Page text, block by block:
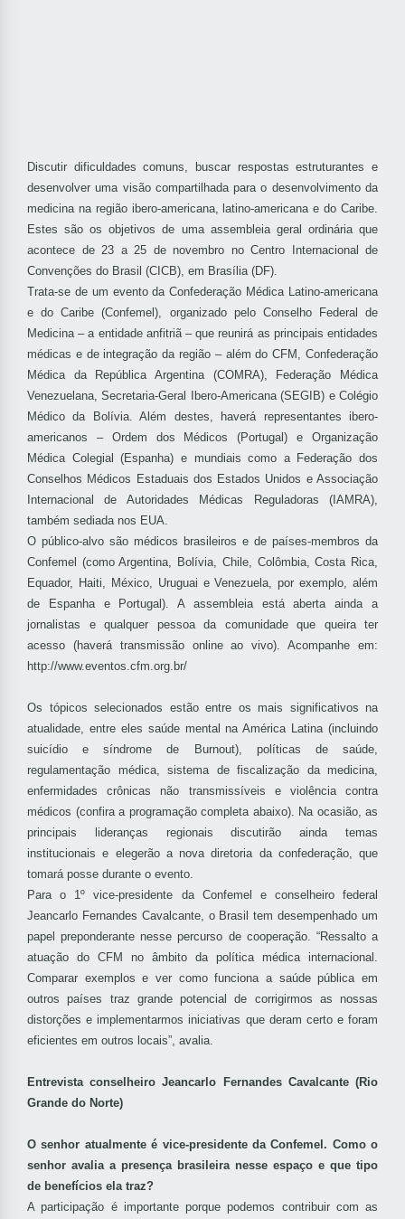
Discutir dificuldades comuns, buscar respostas estruturantes e
desenvolver uma visão compartilhada para o desenvolvimento da
medicina na região ibero-americana, latino-americana e do Caribe.
Estes são os objetivos de uma assembleia geral ordinária que
acontece de 23 a 25 de novembro no Centro Internacional de
Convenções do Brasil (CICB), em Brasília (DF).
Trata-se de um evento da Confederação Médica Latino-americana
e do Caribe (Confemel), organizado pelo Conselho Federal de
Medicina – a entidade anfitriã – que reunirá as principais entidades
médicas e de integração da região – além do CFM, Confederação
Médica da República Argentina (COMRA), Federação Médica
Venezuelana, Secretaria-Geral Ibero-Americana (SEGIB) e Colégio
Médico da Bolívia. Além destes, haverá representantes ibero-
americanos – Ordem dos Médicos (Portugal) e Organização
Médica Colegial (Espanha) e mundiais como a Federação dos
Conselhos Médicos Estaduais dos Estados Unidos e Associação
Internacional de Autoridades Médicas Reguladoras (IAMRA),
também sediada nos EUA.
O público-alvo são médicos brasileiros e de países-membros da
Confemel (como Argentina, Bolívia, Chile, Colômbia, Costa Rica,
Equador, Haiti, México, Uruguai e Venezuela, por exemplo, além
de Espanha e Portugal). A assembleia está aberta ainda a
jornalistas e qualquer pessoa da comunidade que queira ter
acesso (haverá transmissão online ao vivo). Acompanhe em:
http://www.eventos.cfm.org.br/
Os tópicos selecionados estão entre os mais significativos na
atualidade, entre eles saúde mental na América Latina (incluindo
suicídio e síndrome de Burnout), políticas de saúde,
regulamentação médica, sistema de fiscalização da medicina,
enfermidades crônicas não transmissíveis e violência contra
médicos (confira a programação completa abaixo). Na ocasião, as
principais lideranças regionais discutirão ainda temas
institucionais e elegerão a nova diretoria da confederação, que
tomará posse durante o evento.
Para o 1º vice-presidente da Confemel e conselheiro federal
Jeancarlo Fernandes Cavalcante, o Brasil tem desempenhado um
papel preponderante nesse percurso de cooperação. “Ressalto a
atuação do CFM no âmbito da política médica internacional.
Comparar exemplos e ver como funciona a saúde pública em
outros países traz grande potencial de corrigirmos as nossas
distorções e implementarmos iniciativas que deram certo e foram
eficientes em outros locais”, avalia.
Entrevista conselheiro Jeancarlo Fernandes Cavalcante (Rio
Grande do Norte)
O senhor atualmente é vice-presidente da Confemel. Como o
senhor avalia a presença brasileira nesse espaço e que tipo
de benefícios ela traz?
A participação é importante porque podemos contribuir com as